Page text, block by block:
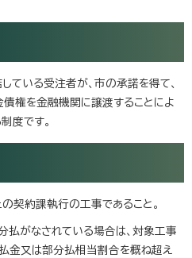
ている受注者が、市の承諾を得て、
権を金融機関に譲渡することによ
度です。
契約課執行の工事であること。
払がなされている場合は、対象工事
金又は部分払相当割合を概ね超え